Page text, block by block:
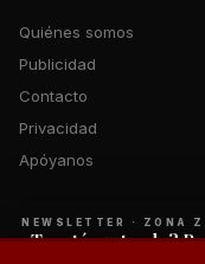
Quiénes somos
Publicidad
Contacto
Privacidad
Apóyanos
NEWSLETTER · ZONA
¿Te está gustando?